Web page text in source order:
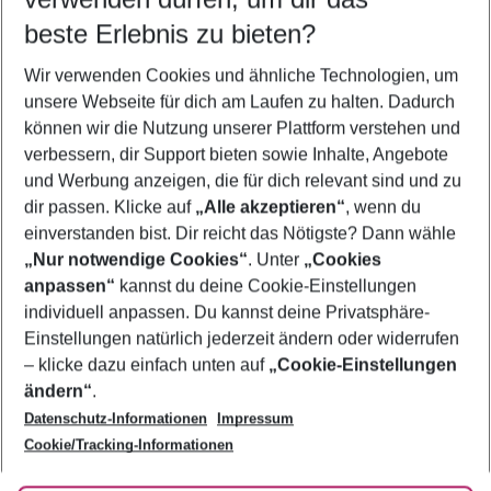
5-8 Nächte
2 Erwachsene Keine Kinder
Mehr Filter anzeigen
Footer
Footer navigation
Über uns
AGB
Bestpreisgarantie
Cookie-Einstellungen ändern
Cookie-Richtlinie
Agenturbetreuung
Barrierefreies Reisen
Folge uns
beste Erlebnis zu bieten?
Wir verwenden Cookies und ähnliche Technologien, um
unsere Webseite für dich am Laufen zu halten. Dadurch
können wir die Nutzung unserer Plattform verstehen und
verbessern, dir Support bieten sowie Inhalte, Angebote
und Werbung anzeigen, die für dich relevant sind und zu
dir passen. Klicke auf „Alle akzeptieren“, wenn du
einverstanden bist. Dir reicht das Nötigste? Dann wähle
„Nur notwendige Cookies“. Unter „Cookies
anpassen“ kannst du deine Cookie-Einstellungen
individuell anpassen. Du kannst deine Privatsphäre-
Einstellungen natürlich jederzeit ändern oder widerrufen
– klicke dazu einfach unten auf „Cookie-Einstellungen
ändern“.
Datenschutz-Informationen
Impressum
Cookie/Tracking-Informationen